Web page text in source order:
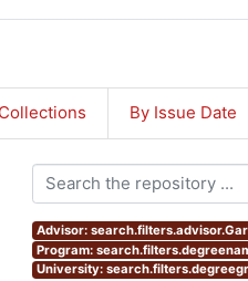
By Issue Date
Advisor:
Program:
University: